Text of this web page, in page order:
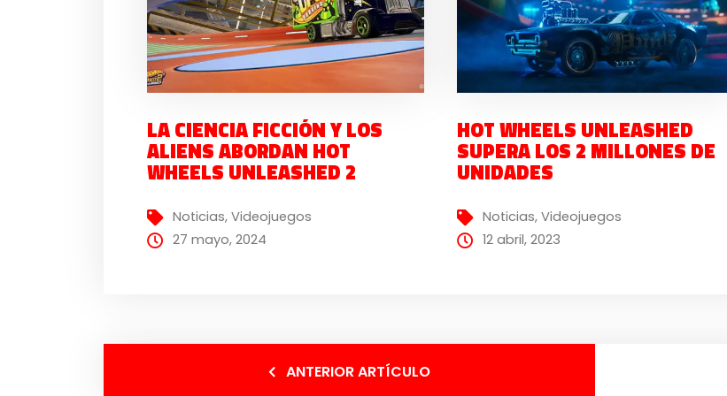
LA CIENCIA FICCIÓN Y LOS
ALIENS ABORDAN HOT
WHEELS UNLEASHED 2
Noticias,Videojuegos
27 mayo, 2024
HOT WHEELS UNLEASHED
SUPERA LOS 2 MILLONES DE
UNIDADES
Noticias, Videojuegos
12 abril, 2023
ANTERIOR ARTÍCULO